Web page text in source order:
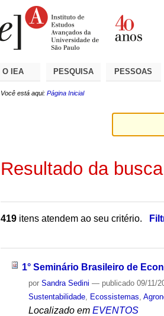
O IEA PESQUISA PESSOAS
Você está aqui: Página Inicial
Resultado da busca
419 itens atendem ao seu critério.
1° Seminário Brasileiro de
porSandra Sedini — publicado 09/11/
Sustentabilidade
Ecossistemas ,
Localizado em EVENTOS